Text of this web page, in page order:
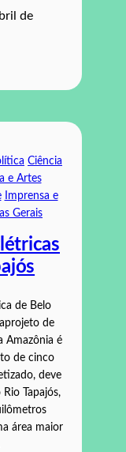
de
Ciência
e Artes
Imprensa e
Gerais
de Belo
de
Amazônia é
de cinco
deve
Tapajós,
área maior